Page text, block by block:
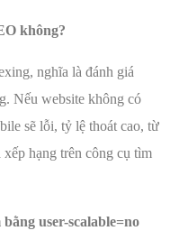
không?
nghĩa là đánh giá
Nếu website không có
sẽ lỗi, tỷ lệ thoát cao, từ
hạng trên công cụ tìm
user-scalable=no